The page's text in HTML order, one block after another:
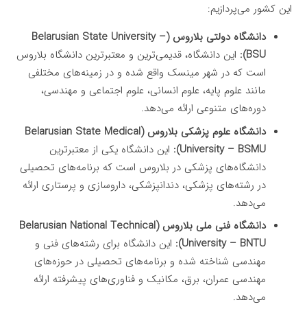
این کشور می‌پردازیم:
دانشگاه دولتی بلاروس (Belarusian State University –
BSU):
این دانشگاه، قدیمی‌ترین و معتبرترین دانشگاه بلاروس
است که در شهر مینسک واقع شده و در زمینه‌های مختلفی
مانند علوم پایه، علوم انسانی، علوم اجتماعی و مهندسی،
دوره‌های متنوعی ارائه می‌دهد.
دانشگاه علوم پزشکی بلاروس (Belarusian State Medical
University – BSMU):
این دانشگاه یکی از معتبرترین
دانشگاه‌های پزشکی در بلاروس است که برنامه‌های تحصیلی
در رشته‌های پزشکی، دندانپزشکی، داروسازی و پرستاری ارائه
می‌دهد.
دانشگاه فنی ملی بلاروس (Belarusian National Technical
University – BNTU):
این دانشگاه برای رشته‌های فنی و
مهندسی شناخته شده و برنامه‌های تحصیلی در حوزه‌های
مهندسی عمران، برق، مکانیک و فناوری‌های پیشرفته ارائه
می‌دهد.